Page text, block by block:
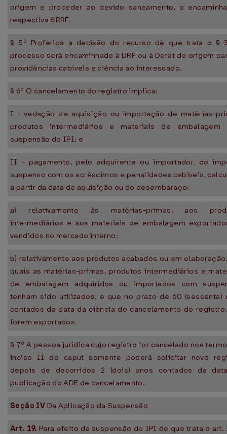
origem e proceder ao devido saneamento, o
respectiva SRRF.
§ 5º Proferida a decisão do recurso de que trata o §
processo será encaminhado à DRF ou à Derat de origem
providências cabíveis e ciência ao interessado.
§ 6º O cancelamento do registro implica:
I - vedação de aquisição ou importação de matérias-
produtos intermediários e materiais de embalagem
suspensão do IPI; e
II - pagamento, pelo adquirente ou importador, do
suspenso com os acréscimos e penalidades cabíveis,
a partir da data de aquisição ou do desembaraço:
a) relativamente às matérias-primas, aos
intermediários e aos materiais de embalagem
vendidos no mercado interno;
b) relativamente aos produtos acabados ou em
quais as matérias-primas, produtos intermediários e
de embalagem adquiridos ou importados com
tenham sido utilizados, e que no prazo de 60 (sessenta)
contados da data da ciência do cancelamento do
forem exportados.
§ 7º A pessoa jurídica cujo registro for cancelado nos
inciso II do caput somente poderá solicitar novo
depois de decorridos 2 (dois) anos contados da
publicação do ADE de cancelamento.
Seção IV Da Aplicação da Suspensão
Art. 19. Para efeito da suspensão do IPI de que trata o art.